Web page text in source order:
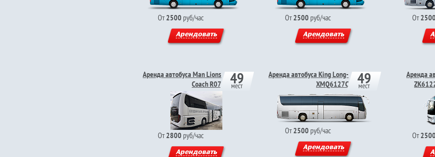
От 2500 руб/час
Арендовать
От 2500 руб/час
Арендовать
От 2500
Аренда автобуса Man Lions
Coach R07
49
мест
От 2800 руб/час
Арендовать
Аренда автобуса King Long-
ХМQ6127С
49
мест
От 2500 руб/час
Арендовать
Аренда
От 2500